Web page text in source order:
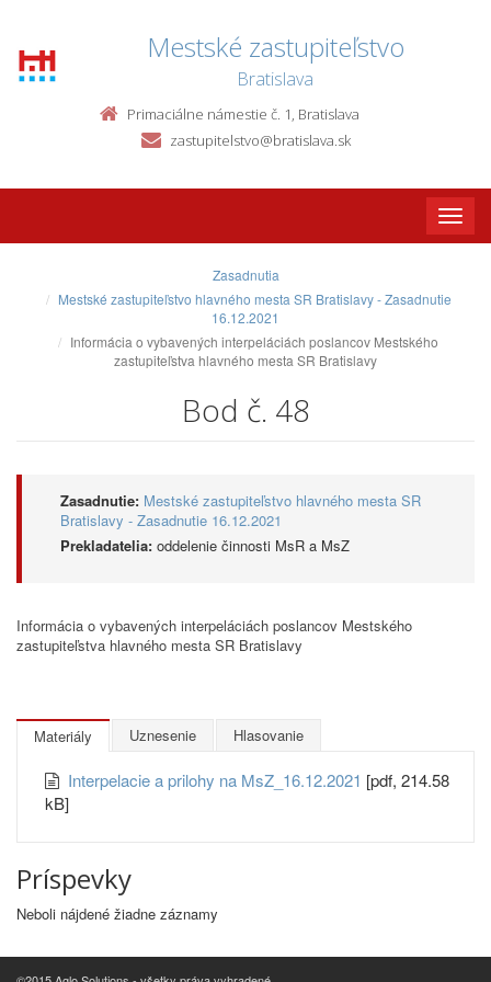
Mestské zastupiteľstvo
Bratislava
Primaciálne námestie č. 1, Bratislava
zastupitelstvo@bratislava.sk
Toggle
Zasadnutia
Mestské zastupiteľstvo hlavného mesta SR Bratislavy - Zasadnutie
16.12.2021
Informácia o vybavených interpeláciách poslancov Mestského
zastupiteľstva hlavného mesta SR Bratislavy
Bod č. 48
Zasadnutie: Mestské zastupiteľstvo hlavného mesta SR
Bratislavy - Zasadnutie 16.12.2021
Prekladatelia: oddelenie činnosti MsR a MsZ
Informácia o vybavených interpeláciách poslancov Mestského
zastupiteľstva hlavného mesta SR Bratislavy
Materiály Uznesenie Hlasovanie
Interpelacie a prilohy na MsZ_16.12.2021 [pdf, 214.58
kB]
Príspevky
Neboli nájdené žiadne záznamy